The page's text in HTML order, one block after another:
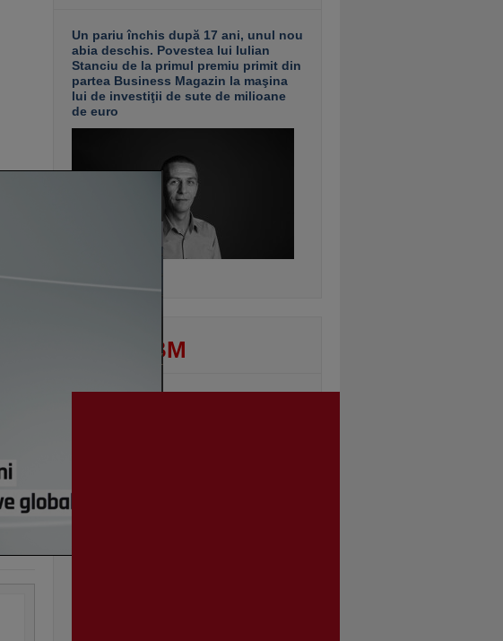
Un pariu închis după 17 ani, unul nou
abia deschis. Povestea lui Iulian
Stanciu de la primul premiu primit din
partea Business Magazin la maşina
lui de investiţii de sute de milioane
de euro
VIDEO BM